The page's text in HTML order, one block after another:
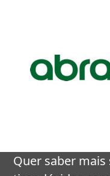
right
carousel
navigation
Quer saber